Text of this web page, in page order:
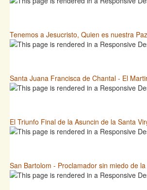
Tenemos a Jesucristo, Quien es nuestra
Santa Juana Francisca de Chantal - El
El Triunfo Final de la Asuncin de la Santa
San Bartolom - Proclamador sin miedo de la